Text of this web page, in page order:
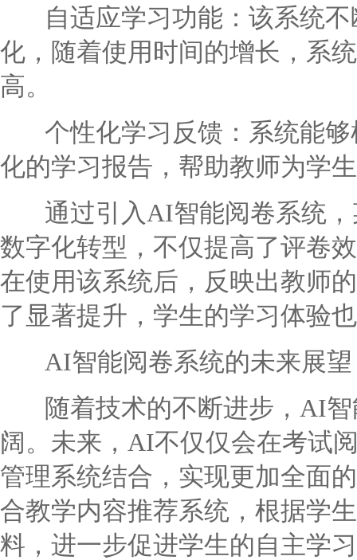
自适应学习功能：该系统不
化，随着使用时间的增长，系
高。
个性化学习反馈：系统能够
化的学习报告，帮助教师为学
通过引入AI智能阅卷系统，
数字化转型，不仅提高了评卷
在使用该系统后，反映出教师
了显著提升，学生的学习体验
AI智能阅卷系统的未来展望
随着技术的不断进步，AI智
阔。未来，AI不仅仅会在考试
管理系统结合，实现更加全面
合教学内容推荐系统，根据学
料，进一步促进学生的自主学